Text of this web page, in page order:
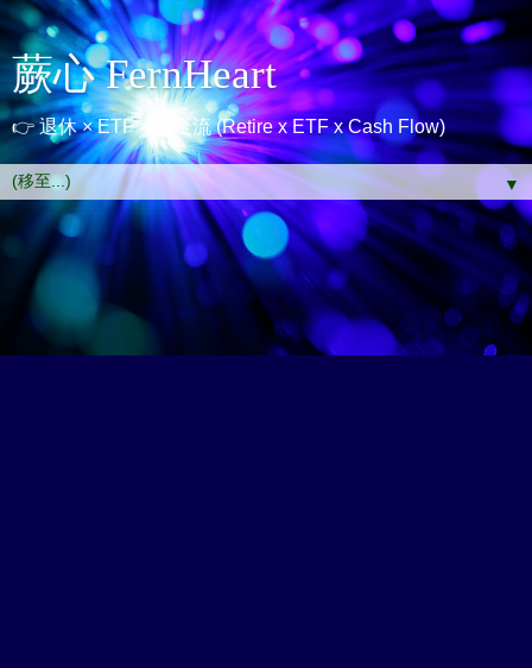
蕨心 FernHeart
👉 退休 × ETF × 現金流 (Retire x ETF x Cash Flow)
▼